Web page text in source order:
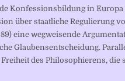
Konfessionsbildung in
über staatliche Regulierung
eine wegweisende
Glaubensentscheidung.
des Philosophierens,